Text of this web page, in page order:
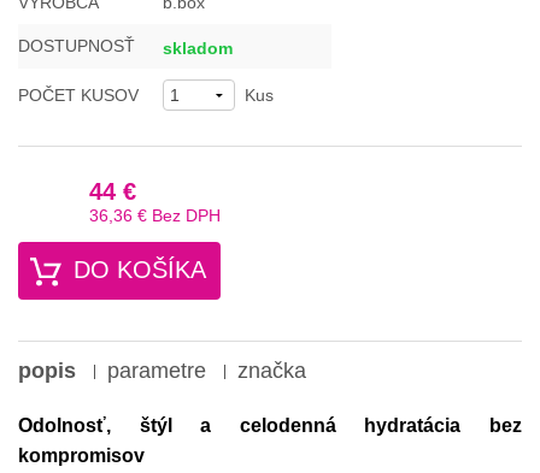
DOSTUPNOSŤ skladom
POČET KUSOV Kus
44 €
36,36 € Bez DPH
DO KOŠÍKA
popis parametre značka
Odolnosť, štýl a celodenná hydratácia bez
kompromisov